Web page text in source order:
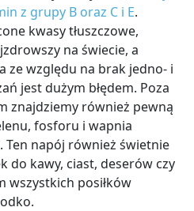
z grupy B oraz C i E.
kwasy tłuszczowe,
na świecie, a
ze względu na brak jedno- i
jest dużym błędem. Poza
znajdziemy również pewną
fosforu i wapnia
Ten napój również świetnie
do kawy, ciast, deserów czy
wszystkich posiłków